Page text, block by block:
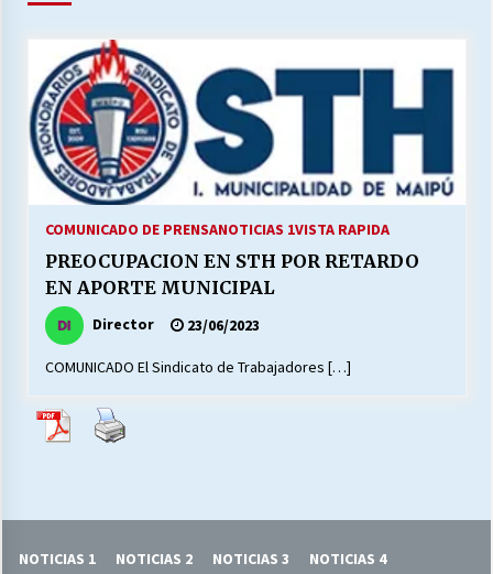
CUMPLEAÑOS 69
27/07/2026
MUNICIPALIDAD, TRABAJADORES, CLIMA
LABORAL:
13/07/2026
25/06/2026
23/06/2026
28/05/2026
COMUNICADO DE PRENSANOTICIAS 1VISTA RAPIDA
PREOCUPACION EN STH POR RETARDO
EN APORTE MUNICIPAL
Director 23/06/2023
COMUNICADO El Sindicato de Trabajadores […]
NOTICIAS 1 NOTICIAS 2 NOTICIAS 3
NOTICIAS 4